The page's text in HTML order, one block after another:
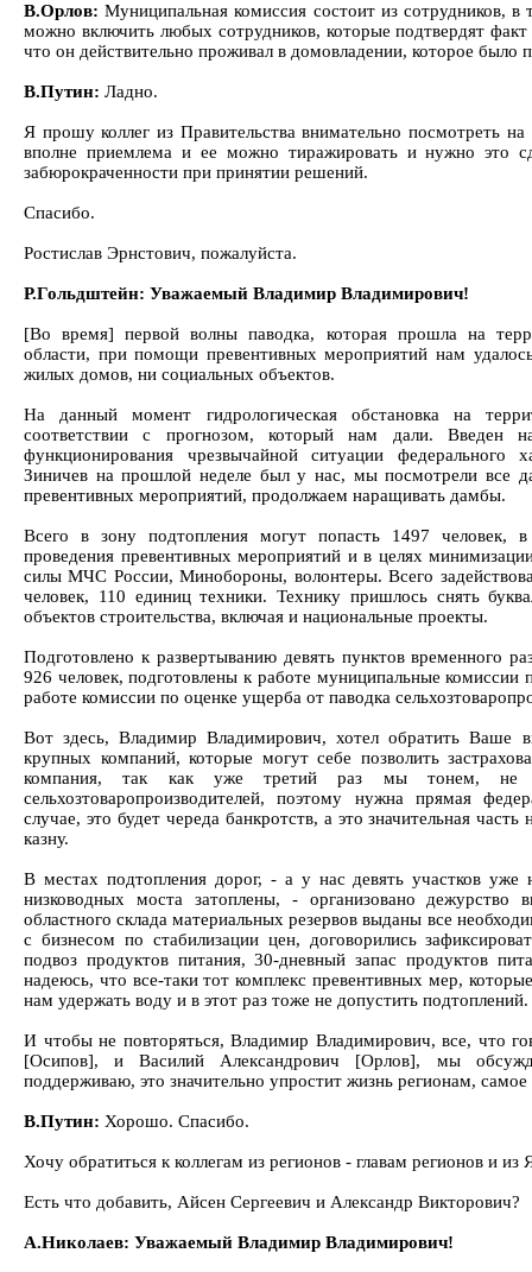
В.Орлов:Муниципальная комиссия состоит из сотрудников,
можно включить любых сотрудников, которые подтвердят
что он действительно проживал в домовладении, которое было
В.Путин: Ладно.
Я прошу коллег из Правительства внимательно посмотреть
вполне приемлема и ее можно тиражировать и нужно это
забюрокраченности при принятии решений.
Спасибо.
Ростислав Эрнстович, пожалуйста.
Р.Гольдштейн: Уважаемый Владимир Владимирович!
[Во время] первой волны паводка, которая прошла на
области, при помощи превентивных мероприятий нам
жилых домов, ни социальных объектов.
На данный момент гидрологическая обстановка на
соответствии с прогнозом, который нам дали. Введен
функционирования чрезвычайной ситуации федерального
Зиничев на прошлой неделе был у нас, мы посмотрели все
превентивных мероприятий, продолжаем наращивать дамбы.
Всего в зону подтопления могут попасть 1497 человек,
проведения превентивных мероприятий и в целях
силы МЧС России, Минобороны, волонтеры. Всего
человек, 110 единиц техники. Технику пришлось снять
объектов строительства, включая и национальные проекты.
Подготовлено к развертыванию девять пунктов временного
926 человек, подготовлены к работе муниципальные комиссии
работе комиссии по оценке ущерба от паводка
Вот здесь, Владимир Владимирович, хотел обратить Ваше
крупных компаний, которые могут себе позволить
компания, так как уже третий раз мы тонем, не
сельхозтоваропроизводителей, поэтому нужна прямая
случае, это будет череда банкротств, а это значительная
казну.
В местах подтопления дорог, - а у нас девять участков уже
низководных моста затоплены, - организовано дежурство
областного склада материальных резервов выданы все
с бизнесом по стабилизации цен, договорились
подвоз продуктов питания, 30-дневный запас продуктов
надеюсь, что все-таки тот комплекс превентивных мер,
нам удержать воду и в этот раз тоже не допустить подтоплений.
И чтобы не повторяться, Владимир Владимирович, все, что
[Осипов], и Василий Александрович [Орлов], мы
поддерживаю, это значительно упростит жизнь регионам,
В.Путин: Хорошо. Спасибо.
Хочу обратиться к коллегам из регионов - главам регионов и из
Есть что добавить, Айсен Сергеевич и Александр Викторович?
А.Николаев: Уважаемый Владимир Владимирович!